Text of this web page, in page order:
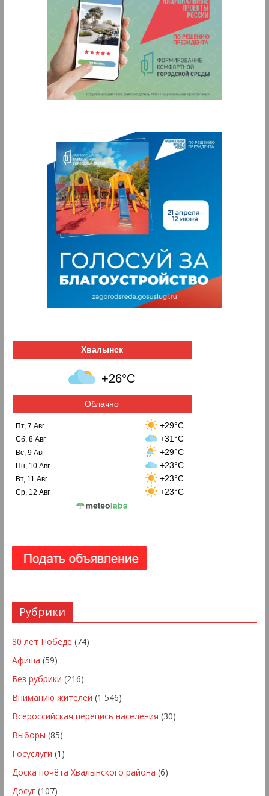
Хвалынск
+26°C
Облачно
Пт, 7 Авг +29°C
Сб, 8 Авг +31°C
Вс, 9 Авг +29°C
Пн, 10 Авг +23°C
Вт, 11 Авг +23°C
Ср, 12 Авг +23°C
Рубрики
80 лет Победе (74)
Афиша (59)
Без рубрики (216)
Вниманию жителей (1 546)
Всероссийская перепись населения (30)
Выборы (85)
Госуслуги (1)
Доска почёта Хвалынского района (6)
Досуг(107)